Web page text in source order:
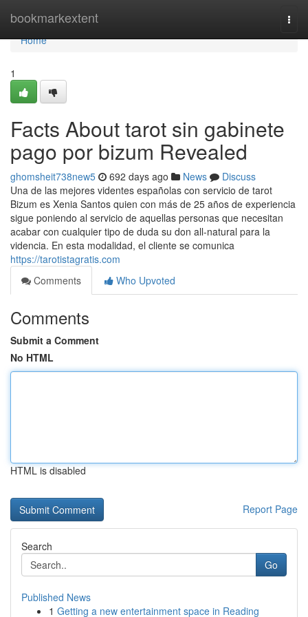
bookmarkextent
Home
Home
1
Facts About tarot sin gabinete
pago por bizum Revealed
ghomsheit738new5 692 days ago News
Discuss
Una de las mejores videntes españolas con servicio de tarot
Bizum es Xenia Santos quien con más de 25 años de experiencia
sigue poniendo al servicio de aquellas personas que necesitan
acabar con cualquier tipo de duda su don all-natural para la
videncia. En esta modalidad, el cliente se comunica
https://tarotistagratis.com
Comments
Who Upvoted
Comments
Submit a Comment
No HTML
HTML is disabled
Report Page
Search
Go
Published News
1 Getting a new entertainment space in Reading